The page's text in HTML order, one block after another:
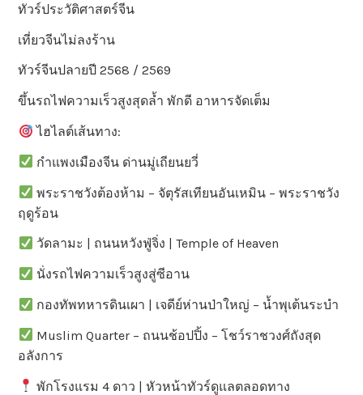
ทัวร์ประวัติศาสตร์จีน
เที่ยวจีนไม่ลงร้าน
ทัวร์จีนปลายปี 2568 / 2569
ขึ้นรถไฟความเร็วสูงสุดล้ำ พักดี อาหารจัดเต็ม
ไฮไลต์เส้นทาง:
กำแพงเมืองจีน ด่านมู่เถียนยวี่
พระราชวังต้องห้าม – จัตุรัสเทียนอันเหมิน – พระราชวัง
ฤดูร้อน
วัดลามะ | ถนนหวังฟู่จิ่ง | Temple of Heaven
นั่งรถไฟความเร็วสูงสู่ซีอาน
กองทัพทหารดินเผา | เจดีย์ห่านป่าใหญ่ – น้ำพุเต้นระบำ
Muslim Quarter – ถนนช้อปปิ้ง – โชว์ราชวงศ์ถังสุด
อลังการ
พักโรงแรม 4 ดาว | หัวหน้าทัวร์ดูแลตลอดทาง